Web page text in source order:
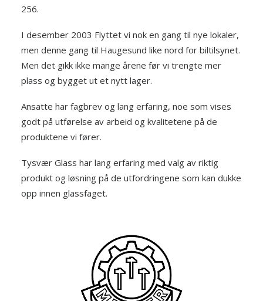
256.
I desember 2003 Flyttet vi nok en gang til nye lokaler,
men denne gang til Haugesund like nord for biltilsynet.
Men det gikk ikke mange årene før vi trengte mer
plass og bygget ut et nytt lager.
Ansatte har fagbrev og lang erfaring, noe som vises
godt på utførelse av arbeid og kvalitetene på de
produktene vi fører.
Tysvær Glass har lang erfaring med valg av riktig
produkt og løsning på de utfordringene som kan dukke
opp innen glassfaget.